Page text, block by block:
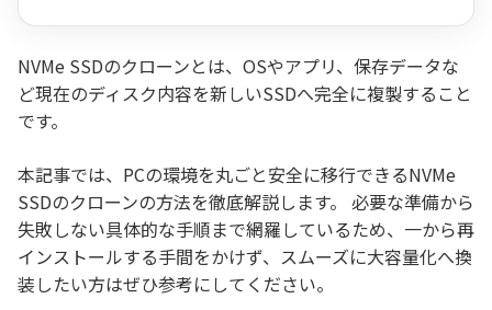
NVMe SSDのクローンとは、OSやアプリ、保存データな
ど現在のディスク内容を新しいSSDへ完全に複製すること
です。
本記事では、PCの環境を丸ごと安全に移行できるNVMe
SSDのクローンの方法を徹底解説します。 必要な準備から
失敗しない具体的な手順まで網羅しているため、一から再
インストールする手間をかけず、スムーズに大容量化へ換
装したい方はぜひ参考にしてください。